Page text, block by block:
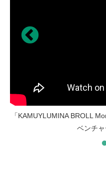
「KAMUYLUMINA BROLL
ベンチ
「あかん